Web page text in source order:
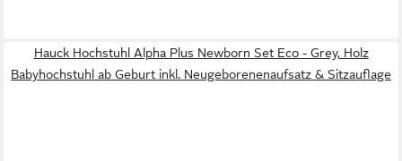
Hauck Hochstuhl Alpha Plus Newborn Set Eco - Grey, Holz
Babyhochstuhl ab Geburt inkl. Neugeborenenaufsatz & Sitzauflage